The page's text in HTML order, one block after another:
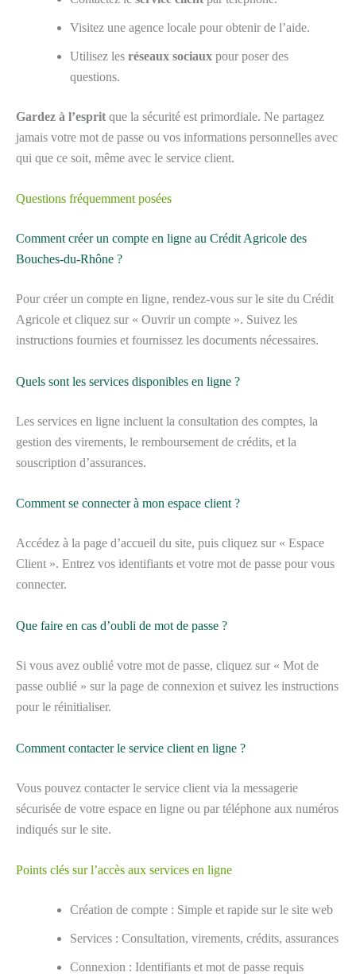
Visitez une agence locale pour obtenir de l’aide.
Utilisez les réseaux sociaux pour poser des
questions.
Gardez à l’esprit que la sécurité est primordiale. Ne partagez
jamais votre mot de passe ou vos informations personnelles avec
qui que ce soit, même avec le service client.
Questions fréquemment posées
Comment créer un compte en ligne au Crédit Agricole des
Bouches-du-Rhône ?
Pour créer un compte en ligne, rendez-vous sur le site du Crédit
Agricole et cliquez sur « Ouvrir un compte ». Suivez les
instructions fournies et fournissez les documents nécessaires.
Quels sont les services disponibles en ligne ?
Les services en ligne incluent la consultation des comptes, la
gestion des virements, le remboursement de crédits, et la
souscription d’assurances.
Comment se connecter à mon espace client ?
Accédez à la page d’accueil du site, puis cliquez sur « Espace
Client ». Entrez vos identifiants et votre mot de passe pour vous
connecter.
Que faire en cas d’oubli de mot de passe ?
Si vous avez oublié votre mot de passe, cliquez sur « Mot de
passe oublié » sur la page de connexion et suivez les instructions
pour le réinitialiser.
Comment contacter le service client en ligne ?
Vous pouvez contacter le service client via la messagerie
sécurisée de votre espace en ligne ou par téléphone aux numéros
indiqués sur le site.
Points clés sur l’accès aux services en ligne
Création de compte : Simple et rapide sur le site web
Services : Consultation, virements, crédits, assurances
Connexion : Identifiants et mot de passe requis